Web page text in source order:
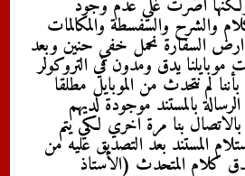
اصرت علي عدم وجود
والشرح والسفسطة والمكالمات
ارض السفارة نحمل خفي حنين وبعد
يدق ومدون في التروكولر
لم نتحدث من الموبايل مطلقا
بالمستند موجودة لديهم
بنا مرة اخري لكي يتم
المستند بعد التصديق عليه من
كلام المتحدث (الأستاذ